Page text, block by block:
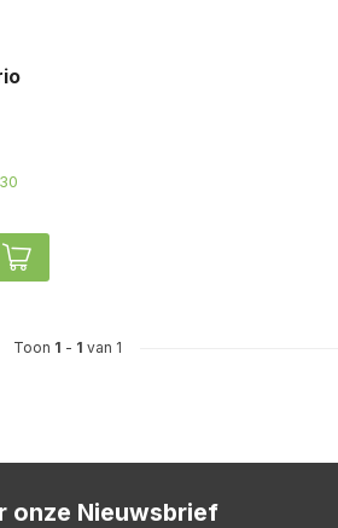
Toon 1 - 1 van 1
onze Nieuwsbrief